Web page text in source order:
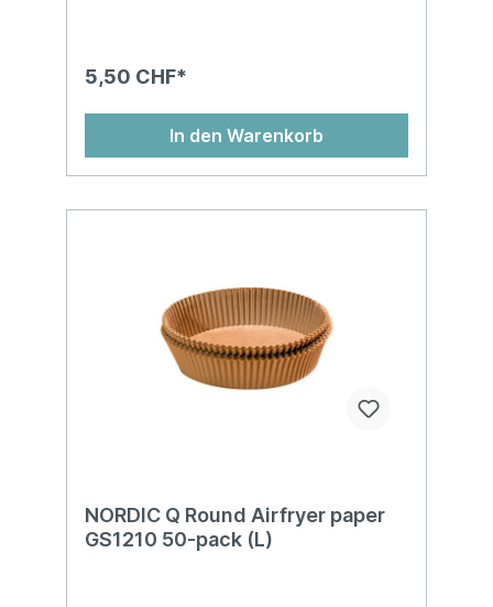
5,50 CHF*
In den Warenkorb
NORDIC Q Round Airfryer paper
GS1210 50-pack (L)